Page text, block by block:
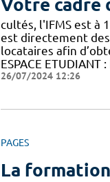
Votre cadre
cultés, l'IFMS est à
est directement
locataires afin
ESPACE
26/07/2024 12:26
PAGES
La